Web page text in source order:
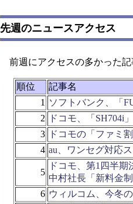
先週のニュースアクセス
前週にアクセスの多かった記
順位 記事名
1
ソフトバンク、「
2
ドコモ、「SH704i
3
ドコモの「ファミ
4 au、ワンセグ対応
5
ドコモ、第1四半期
中村社長「新料金
6 ウィルコム、今冬